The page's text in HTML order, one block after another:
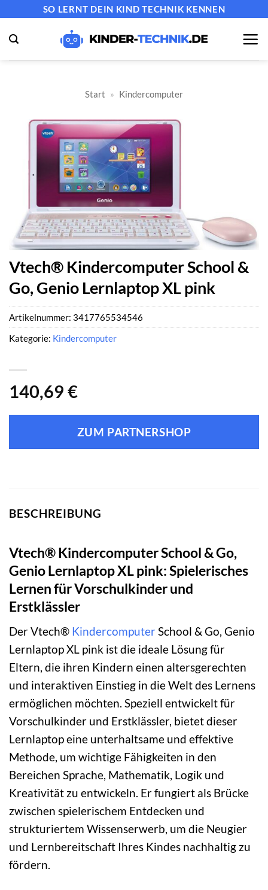
springen
SO LERNT DEIN KIND TECHNIK KENNEN
Start » Kindercomputer
Vtech® Kindercomputer School &
Go, Genio Lernlaptop XL pink
140,69 €
ZUM PARTNERSHOP
Artikelnummer: 3417765534546
Kategorie: Kindercomputer
BESCHREIBUNG
Vtech® Kindercomputer School & Go,
Genio Lernlaptop XL pink: Spielerisches
Lernen für Vorschulkinder und
Erstklässler
Der Vtech® Kindercomputer School & Go, Genio
Lernlaptop XL pink ist die ideale Lösung für
Eltern, die ihren Kindern einen altersgerechten
und interaktiven Einstieg in die Welt des Lernens
ermöglichen möchten. Speziell entwickelt für
Vorschulkinder und Erstklässler, bietet dieser
Lernlaptop eine unterhaltsame und effektive
Methode, um wichtige Fähigkeiten in den
Bereichen Sprache, Mathematik, Logik und
Kreativität zu entwickeln. Er fungiert als Brücke
zwischen spielerischem Entdecken und
strukturiertem Wissenserwerb, um die Neugier
und Lernbereitschaft Ihres Kindes nachhaltig zu
fördern.